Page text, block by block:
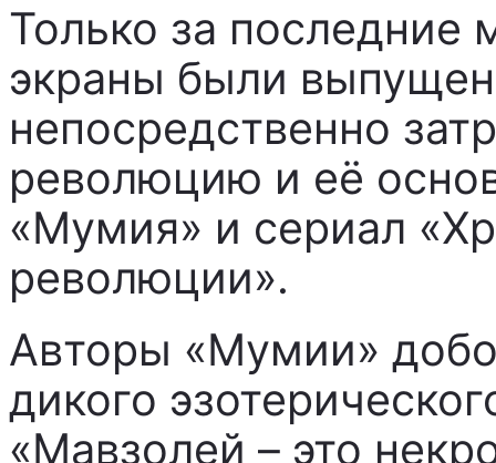
Только за последние
экраны были
непосредственно
революцию и её
«Мумия» и сериал
революции».
Авторы «Мумии»
дикого
«Мавзолей – это